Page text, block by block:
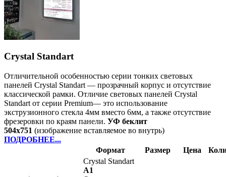
Crystal Standart
Отличительной особенностью серии тонких световых
панелей Crystal Standart — прозрачный корпус и отсутствие
классической рамки. Отличие световых панелей Crystal
Standart от серии Premium— это использование
экструзионного стекла 4мм вместо 6мм, а также отсутствие
фрезеровки по краям панели. УФ беклит
504х751 (изображение вставляемое во внутрь)
ПОДРОБНЕЕ...
Формат
Размер Цена
Crystal Standart
A1